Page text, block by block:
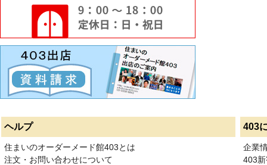
ヘルプ 403
住まいのオーダーメード館403とは
注文・お問い合わせについて
企業
403